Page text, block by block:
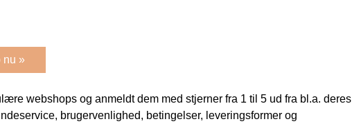
nu »
webshops og anmeldt dem med stjerner fra 1 til 5 ud fra bl.a. deres
brugervenlighed, betingelser, leveringsformer og